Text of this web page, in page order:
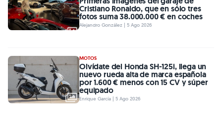
Cristiano Ronaldo, que en sólo tres
fotos suma 38.000.000 € en coches
Alejandro González | 5 Ago 2026
MOTOS
Olvídate del Honda SH-125i, llega un
nuevo rueda alta de marca española
por 1.600 € menos con 15 CV y súper
equipado
Enrique García | 5 Ago 2026